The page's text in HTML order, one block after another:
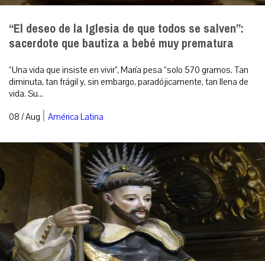
“El deseo de la Iglesia de que todos se salven”:
sacerdote que bautiza a bebé muy prematura
“Una vida que insiste en vivir”, María pesa “solo 570 gramos. Tan
diminuta, tan frágil y, sin embargo, paradójicamente, tan llena de
vida. Su...
08 / Aug | América Latina